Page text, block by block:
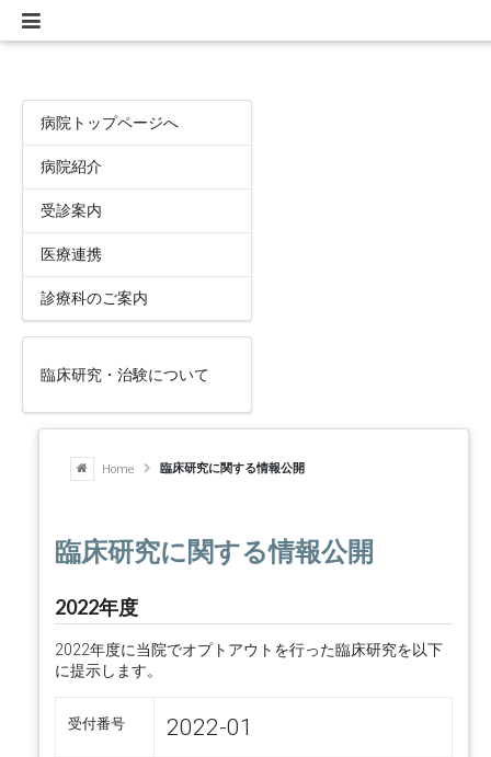
病院トップページへ
病院紹介
受診案内
医療連携
診療科のご案内
臨床研究・治験について
Home 臨床研究に関する情報公開
臨床研究に関する情報公開
2022年度
2022年度に当院でオプトアウトを行った臨床研究を以下
に提示します。
受付番号 2022-01